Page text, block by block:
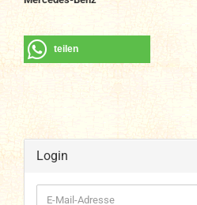
teilen
Login
E-